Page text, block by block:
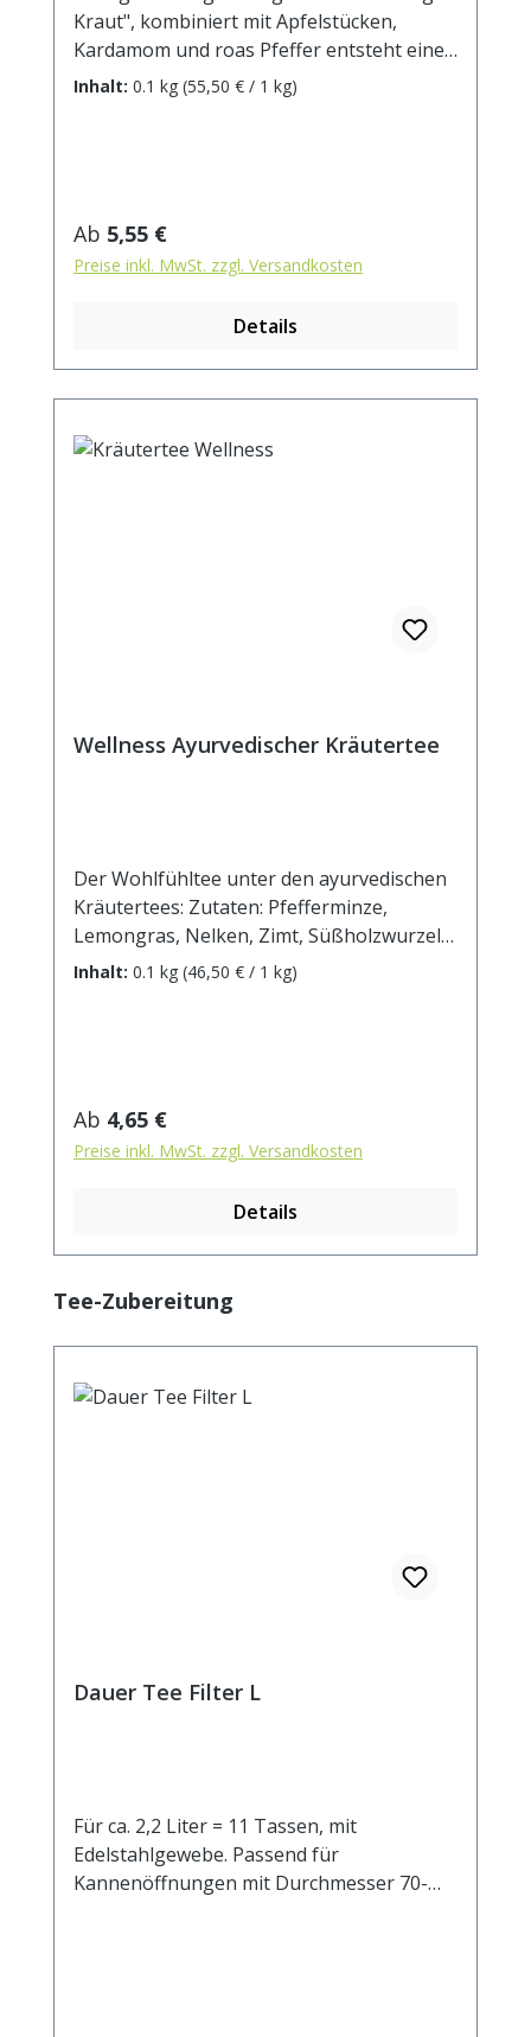
Kraut", kombiniert mit Apfelstücken,
Kardamom und roas Pfeffer entsteht eine
perfekte Kombination - nicht zufällig einer
Zimtrinde, Orangenschalen, natürliches
Aroma. Zubereitung: ca. 15g Tee mit 1 l.
kochendem Wasser aufgiessen. Ziehzeit:
Inhalt: 0.1 kg (55,50 € / 1 kg)
Regulärer Preis:
Ab 5,55 €
Preise inkl. MwSt. zzgl. Versandkosten
Details
Wellness Ayurvedischer Kräutertee
Der Wohlfühltee unter den ayurvedischen
Kräutertees: Zutaten: Pfefferminze,
Lemongras, Nelken, Zimt, Süßholzwurzel,
Ingwer, Cardamom, Kalmuswurzel,
ca. 15g Tee mit 1 l. kochendem Wasser
aufgiessen. Ziehzeit: max.10 min.
Inhalt: 0.1 kg (46,50 € / 1 kg)
Regulärer Preis:
Ab 4,65 €
Preise inkl. MwSt. zzgl. Versandkosten
Details
Produktgalerie überspringen
Tee-Zubereitung
Dauer Tee Filter L
Für ca. 2,2 Liter = 11 Tassen, mit
Edelstahlgewebe. Passend für
Kannenöffnungen mit Durchmesser 70-